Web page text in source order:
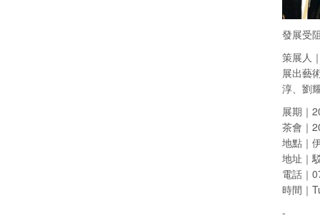
發展受
策展人
展出藝
淳、劉
展期｜
茶會｜
地點｜
地址｜
電話｜
時間｜
-